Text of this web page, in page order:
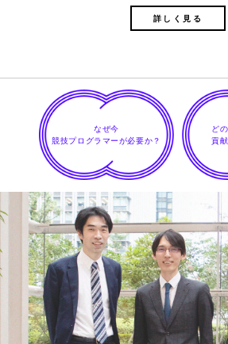
企業からのメッセージ
STEP
4 エントリー/面接
興味を持った企業があれば、まずはエ
あなたの意志を示しましょう。働くイ
どに不明な点や懸念を感じるポイント
情報を収集することが大切です。その
詳しく見る
なぜ今
競技プログラマーが必要か？
ど
貢